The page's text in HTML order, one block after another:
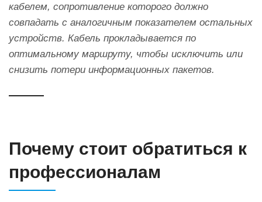
кабелем, сопротивление которого должно
совпадать с аналогичным показателем остальных
устройств. Кабель прокладывается по
оптимальному маршруту, чтобы исключить или
снизить потери информационных пакетов.
Почему стоит обратиться к
профессионалам